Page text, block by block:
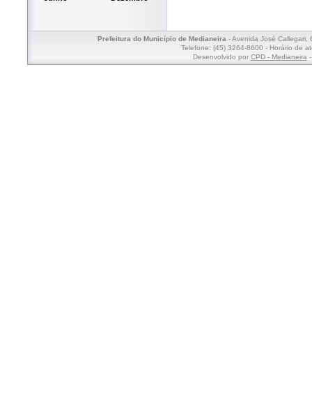
Prefeitura do Município de Medianeira- Avenida José Callegari,
Telefone: (45) 3264-8600 - Horário de
Desenvolvido por CPD - Medianeira-